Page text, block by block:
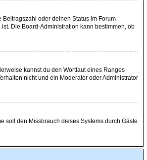
oder deinen Status im Forum
Die Board-Administration kann bestimmen, ob
kannst du den Wortlaut eines Ranges
nicht und ein Moderator oder Administrator
soll den Missbrauch dieses Systems durch Gäste